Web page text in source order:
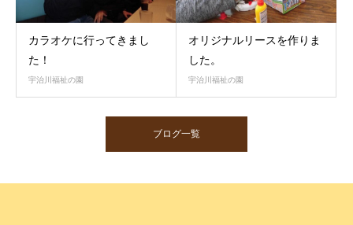
カラオケに行ってきまし
た！
宇治川福祉の園
オリジナルリースを作りま
した。
宇治川福祉の園
ブログ一覧